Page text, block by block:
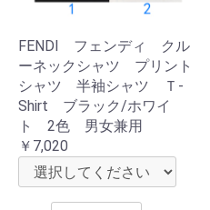
FENDI フェンディ クル
ーネックシャツ プリント
シャツ 半袖シャツ Ｔ-
Shirt ブラック/ホワイ
ト 2色 男女兼用
￥7,020